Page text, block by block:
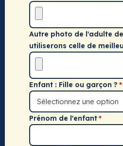
Autre photo de l'adulte
utiliserons celle de
Enfant : Fille ou garçon ?
Prénom de l'enfant